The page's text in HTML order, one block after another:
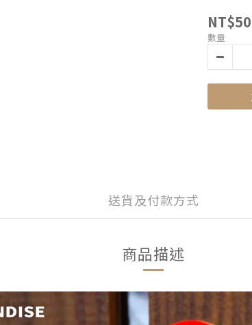
數量
送貨及付款方式
商品描述